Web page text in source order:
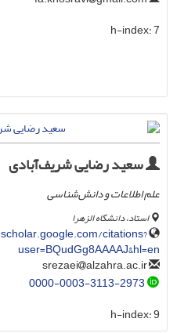
h-index:7
سعید رضایی شریف‌آبادی
علم اطلاعات و دانش‌شناسی
استاد، دانشگاه الزهرا
scholar.google.com/citations?
user=BQudGg8AAAAJ&hl=en
alzahra.ac.ir
0000-0003-3113-2973
h-index:9